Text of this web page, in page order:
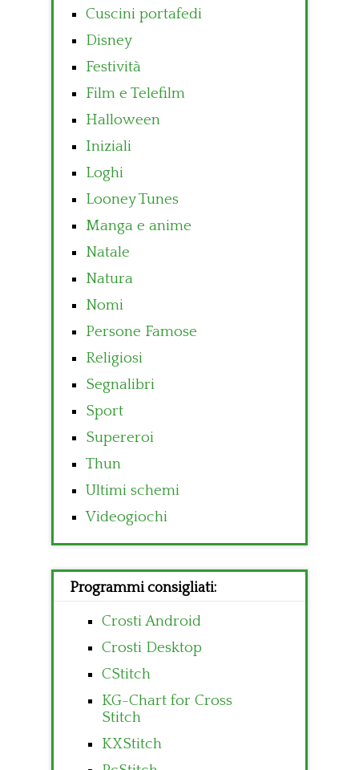
Cuscini portafedi
Disney
Festività
Film e Telefilm
Halloween
Iniziali
Loghi
Looney Tunes
Manga e anime
Natale
Natura
Nomi
Persone Famose
Religiosi
Segnalibri
Sport
Supereroi
Thun
Ultimi schemi
Videogiochi
Programmi consigliati:
Crosti Android
Crosti Desktop
CStitch
KG-Chart for Cross
Stitch
KXStitch